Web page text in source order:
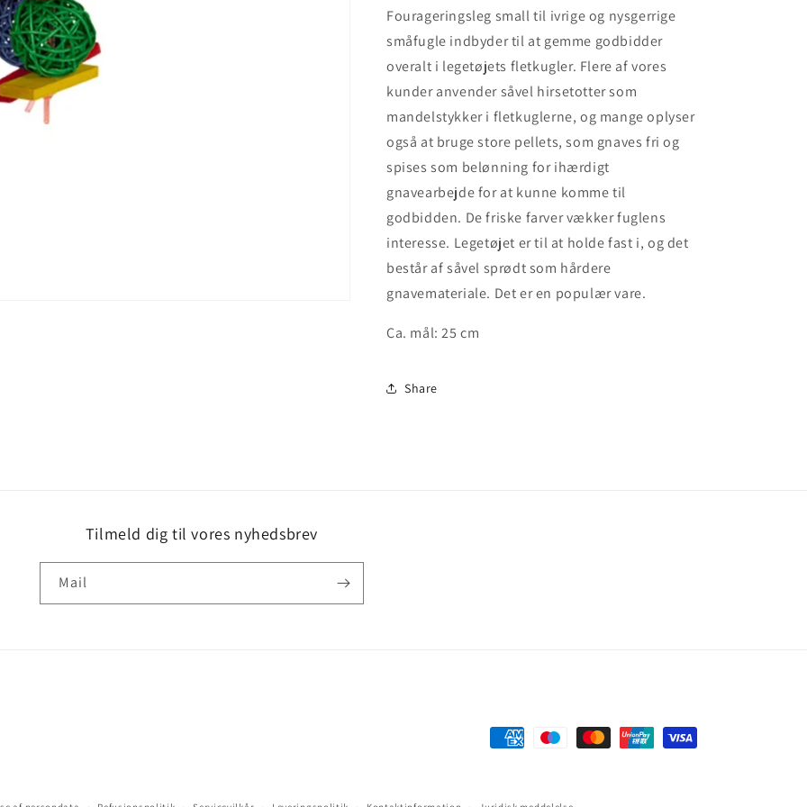
Fourageringsleg small til ivrige og nysgerrige
småfugle indbyder til at gemme godbidder
overalt i legetøjets fletkugler. Flere af vores
kunder anvender såvel hirsetotter som
mandelstykker i fletkuglerne, og mange oplyser
også at bruge store pellets, som gnaves fri og
spises som belønning for ihærdigt
gnavearbejde for at kunne komme til
godbidden. De friske farver vækker fuglens
interesse. Legetøjet er til at holde fast i, og det
består af såvel sprødt som hårdere
gnavemateriale. Det er en populær vare.
Ca. mål: 25 cm
Share
Tilmeld dig til vores nyhedsbrev
Mail
Betalingsmetoder